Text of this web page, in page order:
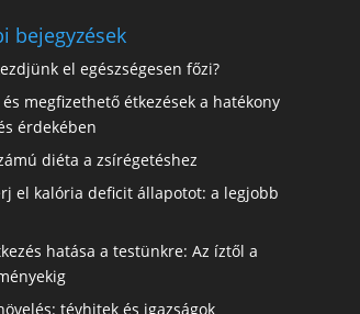
bejegyzések
el egészségesen főzi?
és megfizethető étkezések a hatékony
érdekében
diéta a zsírégetéshez
el kalória deficit állapotot: a legjobb
hatása a testünkre: Az íztől a
tévhitek és igazságok